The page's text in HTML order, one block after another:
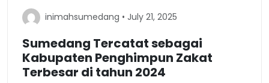
inimahsumedang • July 21, 2025
Sumedang Tercatat sebagai
Kabupaten Penghimpun Zakat
Terbesar di tahun 2024